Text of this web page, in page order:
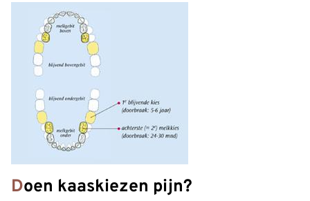
Doen kaaskiezen pijn?